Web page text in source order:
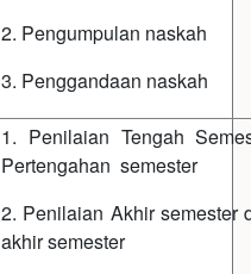
2. Pengumpulan naskah
3. Penggandaan naskah
1. Penilaian Tengah
Pertengahan semester
2. Penilaian Akhir semester
akhir semester